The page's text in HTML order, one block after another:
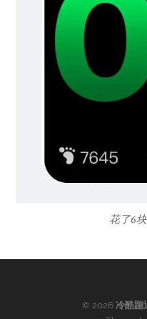
花了6
© 2026 冷酷蹦